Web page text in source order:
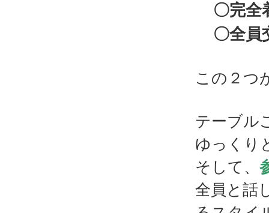
〇完全
〇全員
この２つ
テーブル
ゆっくり
そして、
全員と話